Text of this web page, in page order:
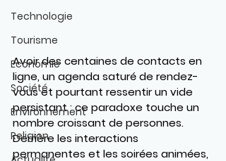
Technologie
Tourisme
Economie
Société
Environnement
Religion
Avoir des centaines de contacts en
ligne, un agenda saturé de rendez-
vous et pourtant ressentir un vide
persistant : ce paradoxe touche un
nombre croissant de personnes.
Derrière les interactions
permanentes et les soirées animées,